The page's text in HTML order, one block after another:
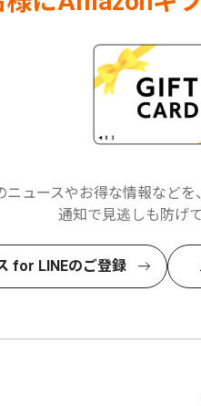
ニュースやお得な情報などを
通知で見逃しも防げ
for LINEのご登録